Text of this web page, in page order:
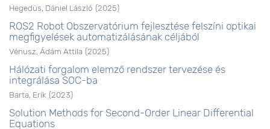
Hegedüs, Dániel László (2025)
ROS2 Robot Obszervatórium fejlesztése felszíni optikai
megfigyelések automatizálásának céljából
Vénusz, Ádám Attila (2025)
Hálózati forgalom elemző rendszer tervezése és
integrálása SOC-ba
Barta, Erik (2023)
Solution Methods for Second-Order Linear Differential
Equations